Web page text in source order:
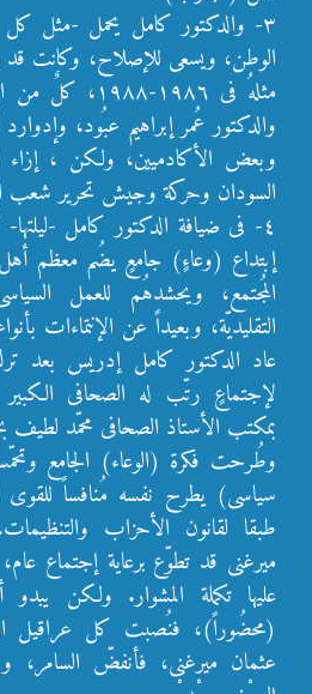
٣- والدكتور كامل يحمل -مثل كل
الوطن، ويسعى للإصلاح، وكانت
مثلهُ فى ١٩٨٦-
والدكتور عُمر إبراهيم عبُود،
وبعض الأكادميين، ولكن ، إزاء
السودان وحركة وجيش تحرير شعب
٤- فى ضيافة الدكتور كامل -
إبتداع (وعاءٍ) جامعٍ يضُم معظم أهل
المُجتمع، ويحشدهُم للعمل
التقليديّة، وبعيداً عن الإنتماءات
عاد الدكتور كامل إدريس بعد
لإجتماعٍ رتّب له الصحافى
بمكتب الأستاذ الصحافى محمّد لطيف
وطُرحت فكرة (الوعاء) الجامع
سياسى) يطرح نفسه مُنافساً للقوى
طبقا لقانون الأحزاب
ميرغنى قد تطوّع برعاية إجتماع عام،
عليها تكملة المشوار. ولكن
(محضُوراً)، فنُصبت كل عراقيل
عثمان ميرغنى، فأنفضّ السامر،